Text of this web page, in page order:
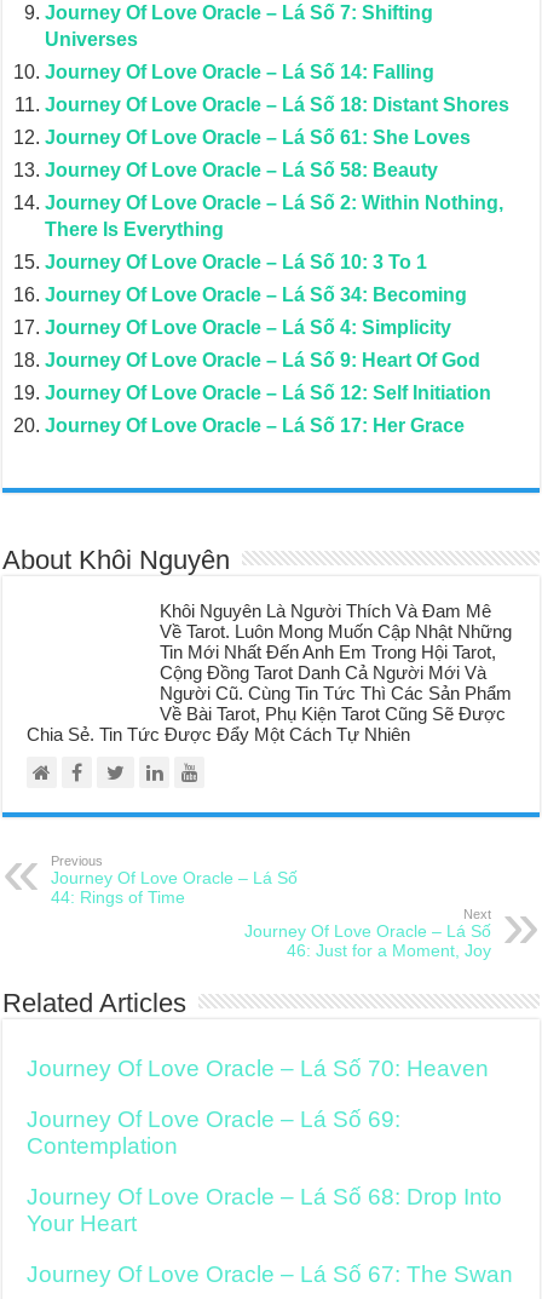
Journey Of Love Oracle – Lá Số 7: Shifting
Universes
Journey Of Love Oracle – Lá Số 14: Falling
Journey Of Love Oracle – Lá Số 18: Distant Shores
Journey Of Love Oracle – Lá Số 61: She Loves
Journey Of Love Oracle – Lá Số 58: Beauty
Journey Of Love Oracle – Lá Số 2: Within Nothing,
There Is Everything
Journey Of Love Oracle – Lá Số 10: 3 To 1
Journey Of Love Oracle – Lá Số 34: Becoming
Journey Of Love Oracle – Lá Số 4: Simplicity
Journey Of Love Oracle – Lá Số 9: Heart Of God
Journey Of Love Oracle – Lá Số 12: Self Initiation
Journey Of Love Oracle – Lá Số 17: Her Grace
About Khôi Nguyên
Khôi Nguyên Là Người Thích Và Đam Mê
Về Tarot. Luôn Mong Muốn Cập Nhật Những
Tin Mới Nhất Đến Anh Em Trong Hội Tarot,
Cộng Đồng Tarot Danh Cả Người Mới Và
Người Cũ. Cùng Tin Tức Thì Các Sản Phẩm
Về Bài Tarot, Phụ Kiện Tarot Cũng Sẽ Được
Chia Sẻ. Tin Tức Được Đẩy Một Cách Tự Nhiên
Previous
Journey Of Love Oracle – Lá Số
44: Rings of Time
Next
Journey Of Love Oracle – Lá Số
46: Just for a Moment, Joy
Related Articles
Journey Of Love Oracle – Lá Số 70: Heaven
Journey Of Love Oracle – Lá Số 69:
Contemplation
Journey Of Love Oracle – Lá Số 68: Drop Into
Your Heart
Journey Of Love Oracle – Lá Số 67: The Swan